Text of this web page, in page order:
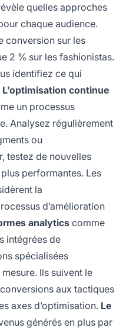
quelles approches
chaque audience.
conversion sur les
2 % sur les fashionistas.
identifiez ce qui
L’optimisation continue
un processus
Analysez régulièrement
ou
testez de nouvelles
performantes. Les
la
d’amélioration
analytics comme
intégrées de
spécialisées
Ils suivent le
aux tactiques
axes d’optimisation. Le
générés en plus par